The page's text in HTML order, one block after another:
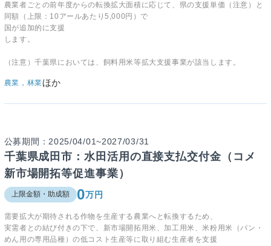
農業者ごとの前年度からの転換拡大面積に応じて、県の支援単価（注意）と
同額（上限：10アールあたり5,000円）で
国が追加的に支援
します。
（注意）千葉県においては、飼料用米等拡大支援事業が該当します。
農業，林業ほか
公募期間：2025/04/01~2027/03/31
千葉県成田市：水田活用の直接支払交付金（コメ
新市場開拓等促進事業）
上限金額・助成額 0万円
需要拡大が期待される作物を生産する農業へと転換するため、
実需者との結び付きの下で、新市場開拓用米、加工用米、米粉用米（パン・
めん用の専用品種）の低コスト生産等に取り組む生産者を支援